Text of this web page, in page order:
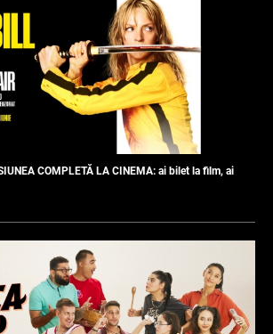
COMPLETĂ LA CINEMA: ai bilet la film, ai